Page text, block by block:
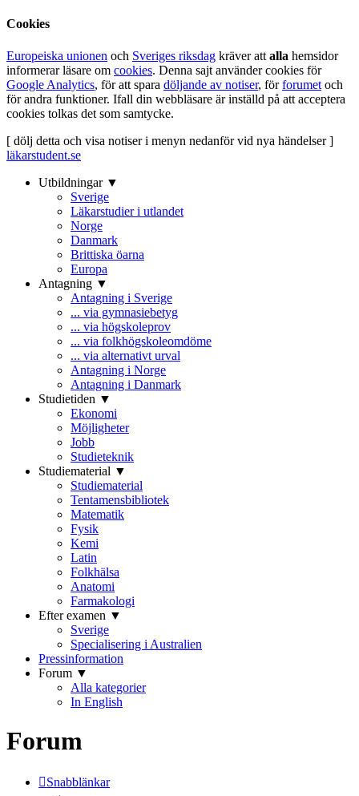
Cookies
Europeiska unionen och Sveriges riksdag kräver att alla hemsidor
informerar läsare om cookies. Denna sajt använder cookies för
Google Analytics, för att spara döljande av notiser, förforumet och
för andra funktioner. Ifall din webbläsare är inställd på att acceptera
cookies tolkas det som samtycke.
[ dölj detta och visa notiser i menyn nedanför vid nya händelser ]
läkarstudent.se
Utbildningar ▼
Sverige
Läkarstudier i utlandet
Norge
Danmark
Brittiska öarna
Europa
Antagning ▼
Antagning i Sverige
... via gymnasiebetyg
... via högskoleprov
... via folkhögskoleomdöme
... via alternativt urval
Antagning i Norge
Antagning i Danmark
Studietiden ▼
Ekonomi
Möjligheter
Jobb
Studieteknik
Studiematerial ▼
Studiematerial
Tentamensbibliotek
Matematik
Fysik
Kemi
Latin
Folkhälsa
Anatomi
Farmakologi
Efter examen ▼
Sverige
Specialisering i Australien
Pressinformation
Forum ▼
Alla kategorier
In English
Forum
Snabblänkar